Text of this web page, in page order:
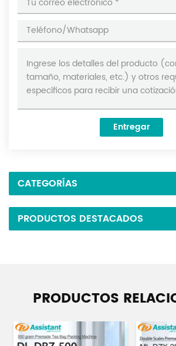
Entregar
CATEGORÍAS
PRODUCTOS DESTACADOS
PRODUCTOS